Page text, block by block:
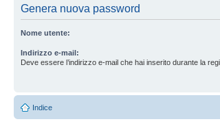
Genera nuova password
Nome utente:
Indirizzo e-mail:
Deve essere l’indirizzo e-mail che hai inserito durante la
Indice